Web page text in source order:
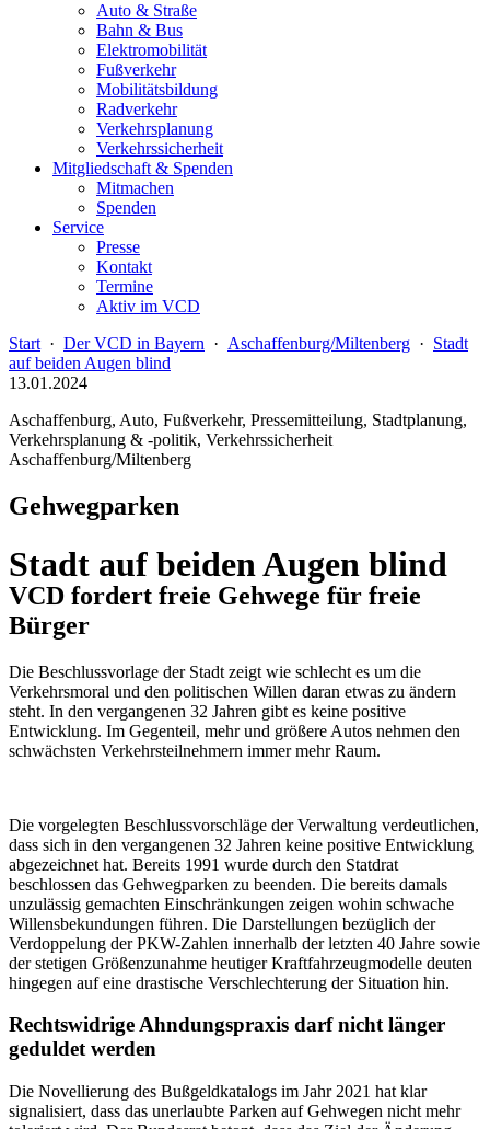
Auto & Straße
Bahn & Bus
Elektromobilität
Fußverkehr
Mobilitätsbildung
Radverkehr
Verkehrsplanung
Verkehrssicherheit
Mitgliedschaft & Spenden
Mitmachen
Spenden
Service
Presse
Kontakt
Termine
Aktiv im VCD
Start · Der VCD in Bayern · Aschaffenburg/Miltenberg · Stadt
auf beiden Augen blind
13.01.2024
Aschaffenburg, Auto, Fußverkehr, Pressemitteilung, Stadtplanung,
Verkehrsplanung & -politik, Verkehrssicherheit
Aschaffenburg/Miltenberg
Gehwegparken
Stadt auf beiden Augen blind
VCD fordert freie Gehwege für freie
Bürger
Die Beschlussvorlage der Stadt zeigt wie schlecht es um die
Verkehrsmoral und den politischen Willen daran etwas zu ändern
steht. In den vergangenen 32 Jahren gibt es keine positive
Entwicklung. Im Gegenteil, mehr und größere Autos nehmen den
schwächsten Verkehrsteilnehmern immer mehr Raum.
Die vorgelegten Beschlussvorschläge der Verwaltung verdeutlichen,
dass sich in den vergangenen 32 Jahren keine positive Entwicklung
abgezeichnet hat. Bereits 1991 wurde durch den Statdrat
beschlossen das Gehwegparken zu beenden. Die bereits damals
unzulässig gemachten Einschränkungen zeigen wohin schwache
Willensbekundungen führen. Die Darstellungen bezüglich der
Verdoppelung der PKW-Zahlen innerhalb der letzten 40 Jahre sowie
der stetigen Größenzunahme heutiger Kraftfahrzeugmodelle deuten
hingegen auf eine drastische Verschlechterung der Situation hin.
Rechtswidrige Ahndungspraxis darf nicht länger
geduldet werden
Die Novellierung des Bußgeldkatalogs im Jahr 2021 hat klar
signalisiert, dass das unerlaubte Parken auf Gehwegen nicht mehr